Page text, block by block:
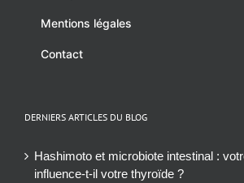
Mentions légales
Contact
DERNIERS ARTICLES DU BLOG
Hashimoto et microbiote intestinal :
influence-t-il votre thyroïde ?